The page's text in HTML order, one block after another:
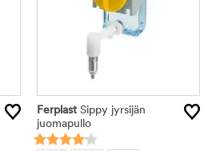
Ferplast Sippy jyrsijän
juomapullo